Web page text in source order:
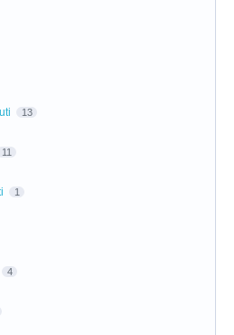
13
11
1
4